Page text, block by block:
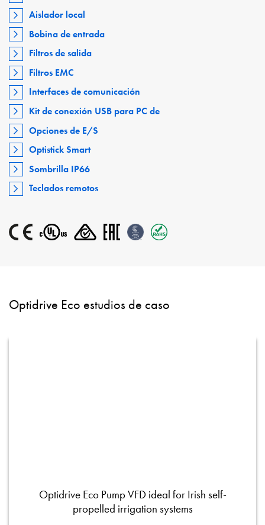
Aislador local
Bobina de entrada
Filtros de salida
Filtros EMC
Interfaces de comunicación
Kit de conexión USB para PC de
Opciones de E/S
Optistick Smart
Sombrilla IP66
Teclados remotos
Optidrive Eco estudios de caso
Optidrive Eco Pump VFD ideal for Irish self-
propelled irrigation systems